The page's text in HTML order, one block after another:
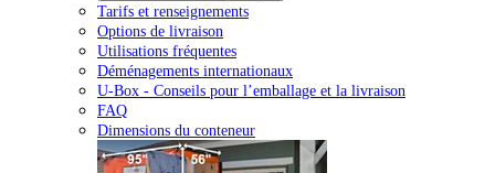
Tarifs et renseignements
Options de livraison
Utilisations fréquentes
Déménagements internationaux
U-Box - Conseils pour l’emballage et la livraison
FAQ
Dimensions du conteneur